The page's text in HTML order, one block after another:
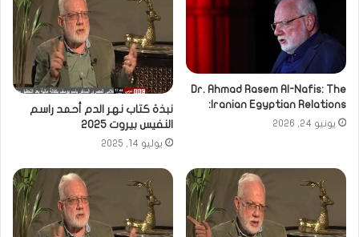
Dr. Ahmad Rasem Al-Nafis: The
Iranian Egyptian Relations:
يونيو 24, 2026
نبذة كتاب نهر الدم أحمد راسم
النفيس بيروت 2025
يوليو 14, 2025